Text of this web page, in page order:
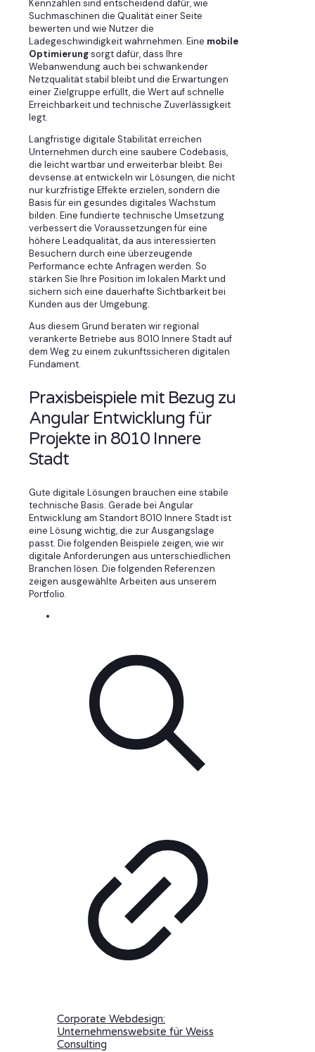
Kennzahlen sind entscheidend dafür, wie
Suchmaschinen die Qualität einer Seite
bewerten und wie Nutzer die
Ladegeschwindigkeit wahrnehmen. Eine mobile
Optimierungsorgt dafür, dass Ihre
Webanwendung auch bei schwankender
Netzqualität stabil bleibt und die Erwartungen
einer Zielgruppe erfüllt, die Wert auf schnelle
Erreichbarkeit und technische Zuverlässigkeit
legt.
Langfristige digitale Stabilität erreichen
Unternehmen durch eine saubere Codebasis,
die leicht wartbar und erweiterbar bleibt. Bei
devsense.at entwickeln wir Lösungen, die nicht
nur kurzfristige Effekte erzielen, sondern die
Basis für ein gesundes digitales Wachstum
bilden. Eine fundierte technische Umsetzung
verbessert die Voraussetzungen für eine
höhere Leadqualität, da aus interessierten
Besuchern durch eine überzeugende
Performance echte Anfragen werden. So
stärken Sie Ihre Position im lokalen Markt und
sichern sich eine dauerhafte Sichtbarkeit bei
Kunden aus der Umgebung.
Aus diesem Grund beraten wir regional
verankerte Betriebe aus 8010 Innere Stadt auf
dem Weg zu einem zukunftssicheren digitalen
Fundament.
Praxisbeispiele mit Bezug zu
Angular Entwicklung für
Projekte in 8010 Innere
Stadt
Gute digitale Lösungen brauchen eine stabile
technische Basis. Gerade bei Angular
Entwicklung am Standort 8010 Innere Stadt ist
eine Lösung wichtig, die zur Ausgangslage
passt. Die folgenden Beispiele zeigen, wie wir
digitale Anforderungen aus unterschiedlichen
Branchen lösen. Die folgenden Referenzen
zeigen ausgewählte Arbeiten aus unserem
Portfolio.
Corporate Webdesign:
Unternehmenswebsite für Weiss
Consulting